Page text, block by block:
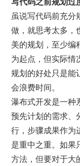
虽说写代码前充分
做，就思考太多，
美的规划，至少编
为起点，但实际情
规划的好处只是能
会浪费时间。
瀑布式开发是一种
预先计划的需求、
行，步骤成果作为
是重中之重。如果
方法，但要对于大